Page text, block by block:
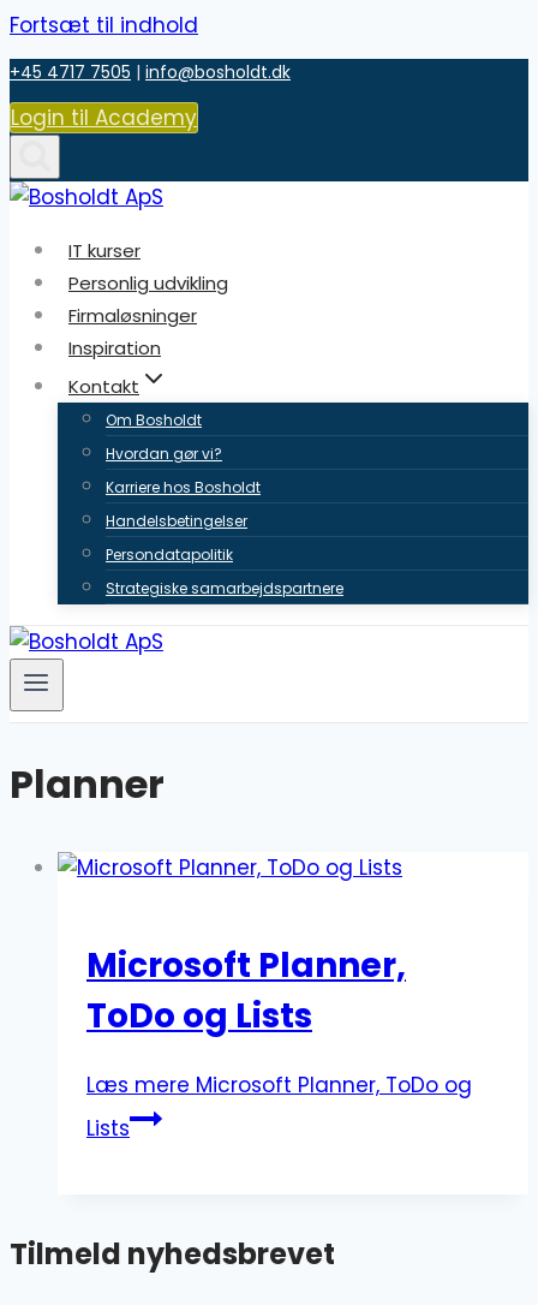
Fortsæt til indhold
+45 4717 7505 | info@bosholdt.dk
Login til Academy
IT kurser
Personlig udvikling
Firmaløsninger
Inspiration
Kontakt
Om Bosholdt
Hvordan gør vi?
Karriere hos Bosholdt
Handelsbetingelser
Persondatapolitik
Strategiske samarbejdspartnere
Planner
Microsoft Planner,
ToDo og Lists
Læs mere Microsoft Planner, ToDo og
Lists
Tilmeld nyhedsbrevet